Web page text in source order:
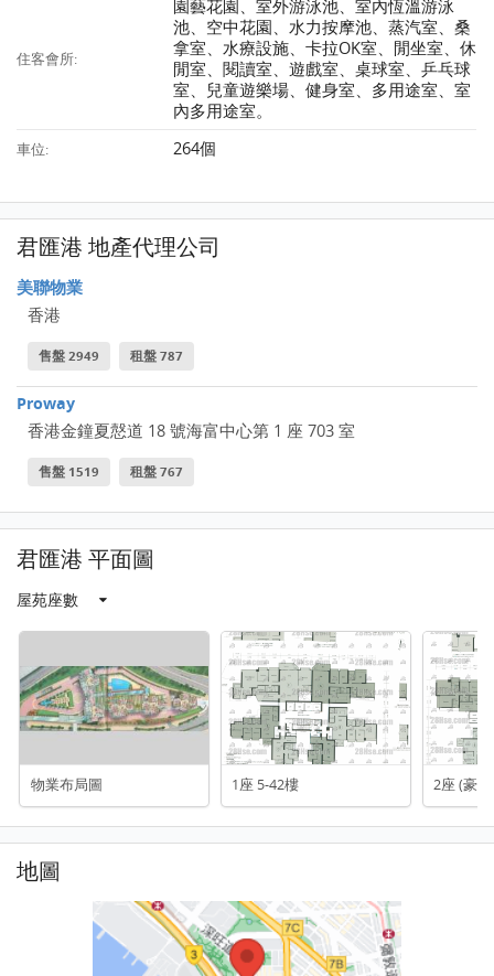
住客會所:
園藝花園、室外游泳池、室內恆溫游泳
池、空中花園、水力按摩池、蒸汽室、桑
拿室、水療設施、卡拉OK室、閒坐室、休
閒室、閱讀室、遊戲室、桌球室、乒乓球
室、兒童遊樂場、健身室、多用途室、室
內多用途室。
車位: 264個
君匯港 地產代理公司
美聯物業
香港
售盤 2949 租盤 787
Proway
香港金鐘夏慤道 18 號海富中心第 1 座 703 室
售盤 1519 租盤 767
君匯港 平面圖
屋苑座數
物業布局圖 1座 5-42樓 2座 (豪
地圖